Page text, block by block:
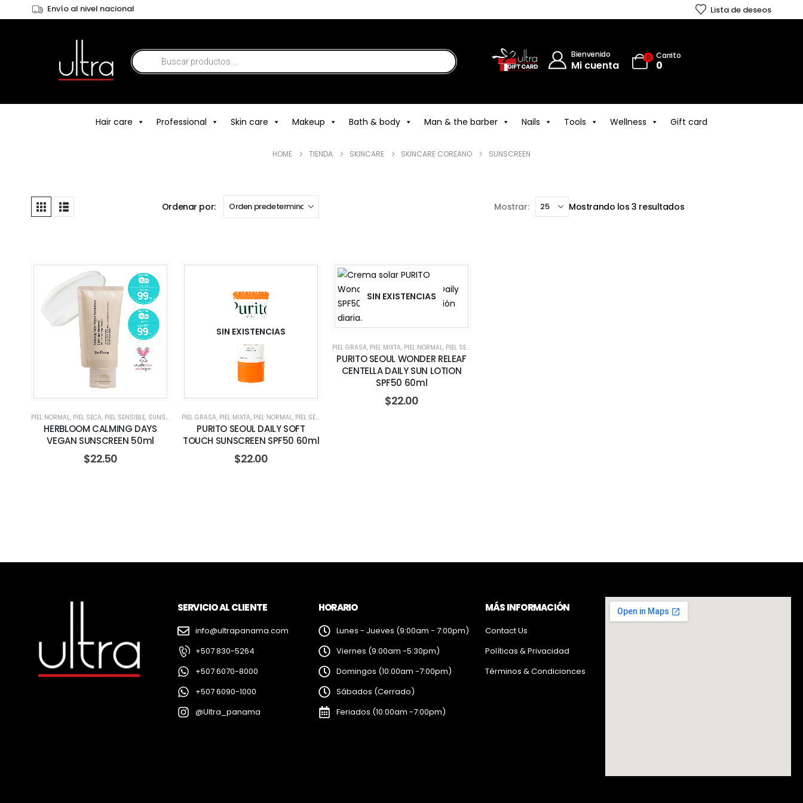
Envío al nivel nacional Lista de deseos
Bienvenido
Mi cuenta
0 Carrito
0
Hair care Professional Skin care Makeup Bath & body Man & the barber Nails Tools Wellness Gift card
HOME TIENDA SKINCARE SKINCARE COREANO SUNSCREEN
Mostrar: Mostrando los 3 resultados
Ordenar por:
PIEL NORMAL, PIEL SECA, PIEL SENSIBLE, SUNSCREEN ,TODO TIPO
HERBLOOM CALMING DAYS
VEGAN SUNSCREEN 50ml
$22.50
SIN EXISTENCIAS
PIEL GRASA, PIEL MIXTA, PIEL NORMAL, PIEL SENSIBLE
PURITO SEOUL DAILY SOFT
TOUCH SUNSCREEN SPF50 60ml
$22.00
SIN EXISTENCIAS
PIEL GRASA, PIEL MIXTA, PIEL NORMAL, PIEL SENSIBLE
PURITO SEOUL WONDER RELEAF
CENTELLA DAILY SUN LOTION
SPF50 60ml
$22.00
SERVICIO AL CLIENTE
info@ultrapanama.com
+507 830-5264
+507 6070-8000
+507 6090-1000
@Ultra_panama
HORARIO
Lunes - Jueves (9:00am - 7:00pm)
Viernes (9:00am -5:30pm)
Domingos (10:00am -7:00pm)
Sábados (Cerrado)
Feriados (10:00am -7:00pm)
MÁS INFORMACIÓN
Contact Us
Políticas & Privacidad
Términos & Condicionces